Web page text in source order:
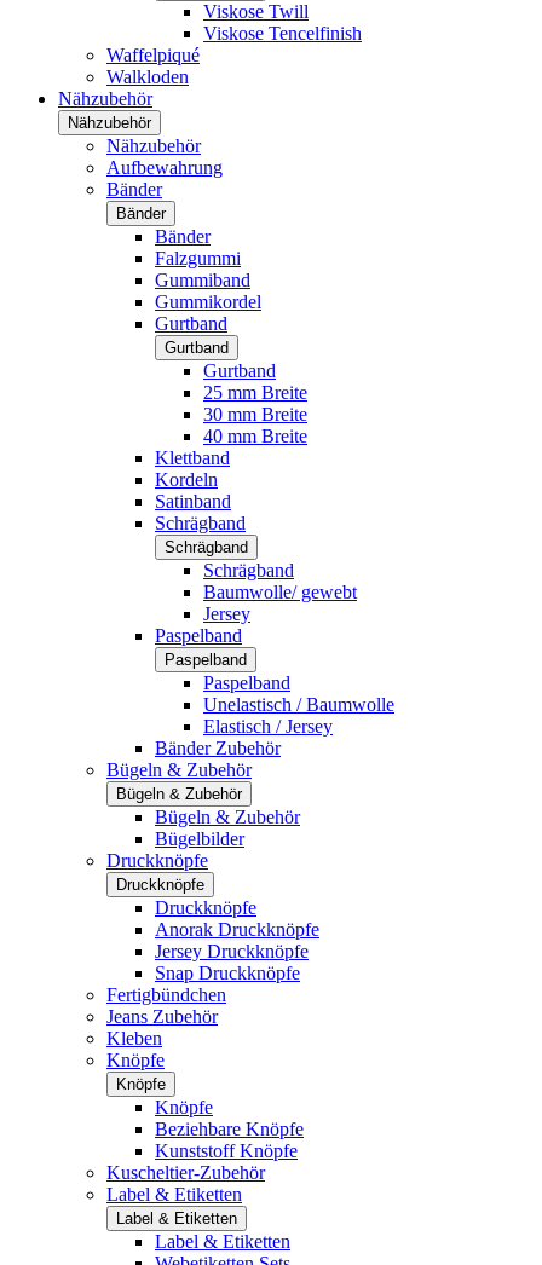
Viskose Twill
Viskose Tencelfinish
Waffelpiqué
Walkloden
Nähzubehör
Nähzubehör
Nähzubehör
Aufbewahrung
Bänder
Bänder
Bänder
Falzgummi
Gummiband
Gummikordel
Gurtband
Gurtband
Gurtband
25 mm Breite
30 mm Breite
40 mm Breite
Klettband
Kordeln
Satinband
Schrägband
Schrägband
Schrägband
Baumwolle/ gewebt
Jersey
Paspelband
Paspelband
Paspelband
Unelastisch / Baumwolle
Elastisch / Jersey
Bänder Zubehör
Bügeln & Zubehör
Bügeln & Zubehör
Bügeln & Zubehör
Bügelbilder
Druckknöpfe
Druckknöpfe
Druckknöpfe
Anorak Druckknöpfe
Jersey Druckknöpfe
Snap Druckknöpfe
Fertigbündchen
Jeans Zubehör
Kleben
Knöpfe
Knöpfe
Knöpfe
Beziehbare Knöpfe
Kunststoff Knöpfe
Kuscheltier-Zubehör
Label & Etiketten
Label & Etiketten
Label & Etiketten